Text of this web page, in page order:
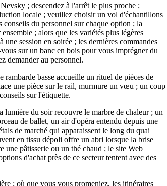
; descendez à l'arrêt le plus proche ;
locale ; veuillez choisir un vol d'échantillons
conseils du personnel sur chaque option ; la
; alors que les variétés plus légères
session en soirée ; les dernières commandes
sur un banc en bois pour vous imprégner du
demander au personnel.
basse accueille un rituel de pièces de
une pièce sur le rail, murmure un vœu ; un coup
sur l'étiquette.
lumière du soir recouvre le marbre de chaleur ; un
de ballet, un air d'opéra entendu depuis une
de marché qui apparaissent le long du quai
en tissu dépoli offre un abri lorsque la brise
une pâtisserie ou un thé chaud ; le site Web
d'achat près de ce secteur tentent avec des
; où que vous vous promeniez, les itinéraires